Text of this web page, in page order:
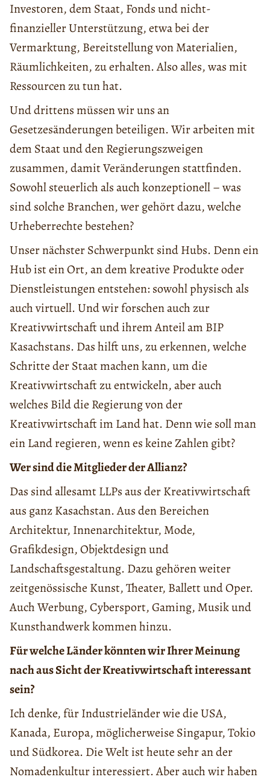
Investoren, dem Staat, Fonds und nicht-
finanzieller Unterstützung, etwa bei der
Vermarktung, Bereitstellung von Materialien,
Räumlichkeiten, zu erhalten. Also alles, was mit
Ressourcen zu tun hat.
Und drittens müssen wir uns an
Gesetzesänderungen beteiligen. Wir arbeiten mit
dem Staat und den Regierungszweigen
zusammen, damit Veränderungen stattfinden.
Sowohl steuerlich als auch konzeptionell – was
sind solche Branchen, wer gehört dazu, welche
Urheberrechte bestehen?
Unser nächster Schwerpunkt sind Hubs. Denn ein
Hub ist ein Ort, an dem kreative Produkte oder
Dienstleistungen entstehen: sowohl physisch als
auch virtuell. Und wir forschen auch zur
Kreativwirtschaft und ihrem Anteil am BIP
Kasachstans. Das hilft uns, zu erkennen, welche
Schritte der Staat machen kann, um die
Kreativwirtschaft zu entwickeln, aber auch
welches Bild die Regierung von der
Kreativwirtschaft im Land hat. Denn wie soll man
ein Land regieren, wenn es keine Zahlen gibt?
Wer sind die Mitglieder der Allianz?
Das sind allesamt LLPs aus der Kreativwirtschaft
aus ganz Kasachstan. Aus den Bereichen
Architektur, Innenarchitektur, Mode,
Grafikdesign, Objektdesign und
Landschaftsgestaltung. Dazu gehören weiter
zeitgenössische Kunst, Theater, Ballett und Oper.
Auch Werbung, Cybersport, Gaming, Musik und
Kunsthandwerk kommen hinzu.
Für welche Länder könnten wir Ihrer Meinung
nach aus Sicht der Kreativwirtschaft interessant
sein?
Ich denke, für Industrieländer wie die USA,
Kanada, Europa, möglicherweise Singapur, Tokio
und Südkorea. Die Welt ist heute sehr an der
Nomadenkultur interessiert. Aber auch wir haben